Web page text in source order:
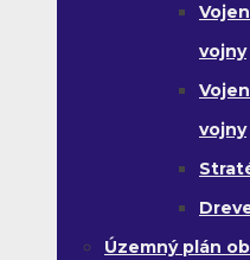
vojny
vojny
Územný plán